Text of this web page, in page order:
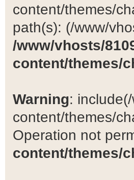
content/themes/
path(s): (/www/
/www/vhosts/
content/themes/
Warning:
content/themes/
Operation not
content/themes/